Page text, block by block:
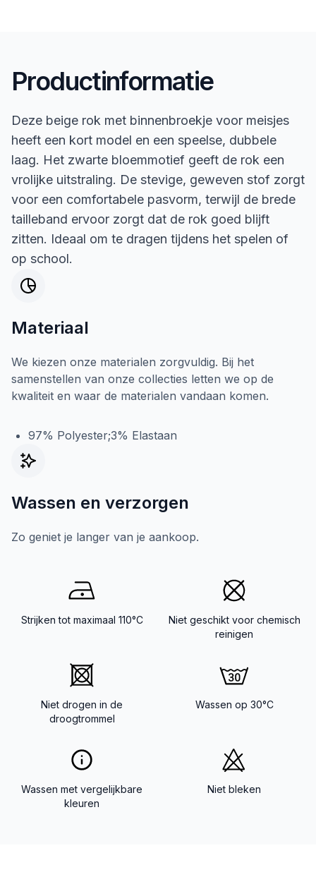
Productinformatie
Deze beige rok met binnenbroekje voor meisjes
heeft een kort model en een speelse, dubbele
laag. Het zwarte bloemmotief geeft de rok een
vrolijke uitstraling. De stevige, geweven stof zorgt
voor een comfortabele pasvorm, terwijl de brede
tailleband ervoor zorgt dat de rok goed blijft
zitten. Ideaal om te dragen tijdens het spelen of
op school.
Materiaal
We kiezen onze materialen zorgvuldig. Bij het
samenstellen van onze collecties letten we op de
kwaliteit en waar de materialen vandaan komen.
97% Polyester;3% Elastaan
Wassen en verzorgen
Zo geniet je langer van je aankoop.
Strijken tot maximaal 110°C
Niet geschikt voor chemisch
reinigen
Niet drogen in de
droogtrommel
Wassen op 30°C
Wassen met vergelijkbare
kleuren
Niet bleken